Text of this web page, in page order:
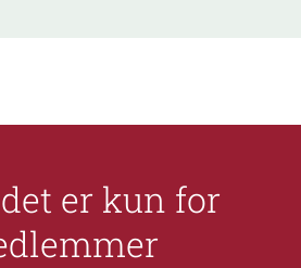
er kun for